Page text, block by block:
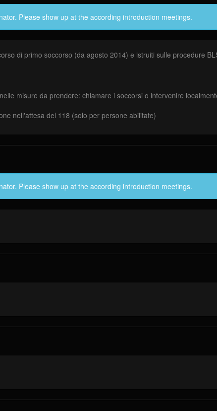
Please show up at the according introduction meetings.
di primo soccorso (da agosto 2014) e istruiti sulle procedure
misure da prendere: chiamare i soccorsi o intervenire
nell'attesa del 118 (solo per persone abilitate)
Please show up at the according introduction meetings.